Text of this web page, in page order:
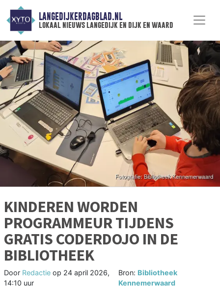
LANGEDIJKERDAGBLAD.NL
lokaal nieuws langedijk en dijk en waard
KINDEREN WORDEN
PROGRAMMEUR TIJDENS
GRATIS CODERDOJO IN DE
BIBLIOTHEEK
Door Redactie op 24 april 2026,
14:10 uur
Bron: Bibliotheek
Kennemerwaard